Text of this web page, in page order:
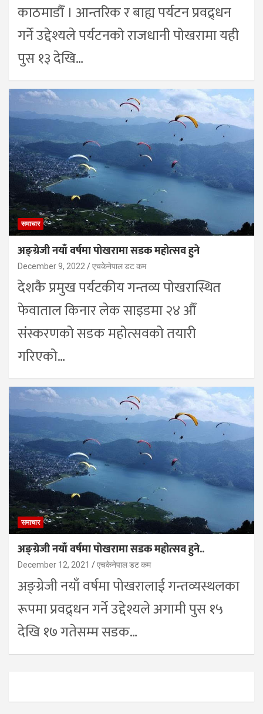
काठमाडौँ । आन्तरिक र बाह्य पर्यटन प्रवद्र्धन
गर्ने उद्देश्यले पर्यटनको राजधानी पोखरामा यही
पुस १३ देखि…
समाचार
अङ्ग्रेजी नयाँ वर्षमा पोखरामा सडक महोत्सव हुने
December 9, 2022 एचकेनेपाल डट कम
देशकै प्रमुख पर्यटकीय गन्तव्य पोखरास्थित
फेवाताल किनार लेक साइडमा २४ औँ
संस्करणको सडक महोत्सवको तयारी
गरिएको…
समाचार
अङ्ग्रेजी नयाँ वर्षमा पोखरामा सडक महोत्सव हुने..
December 12, 2021 एचकेनेपाल डट कम
अङ्ग्रेजी नयाँ वर्षमा पोखरालाई गन्तव्यस्थलका
रूपमा प्रवद्र्धन गर्ने उद्देश्यले अगामी पुस १५
देखि १७ गतेसम्म सडक…